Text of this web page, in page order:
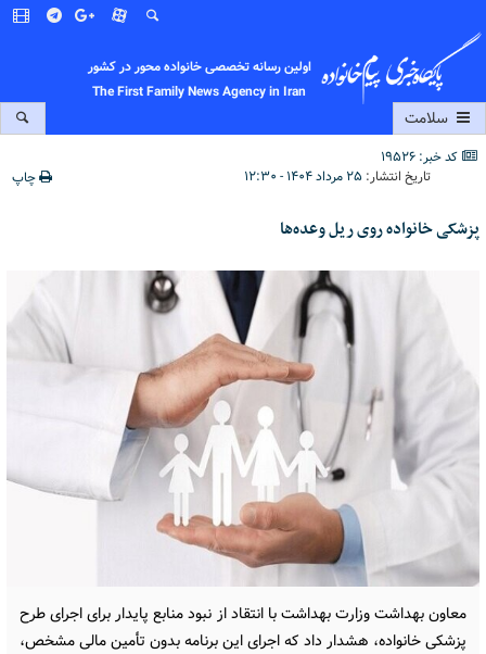
اولین رسانه تخصصی خانواده محور در کشور
The First Family News Agency in Iran
سلامت
کد خبر: 19526
تاریخ انتشار: ۲۵ مرداد ۱۴۰۴ - ۱۲:۳۰ چاپ
پزشکی خانواده روی ریل وعده‌ها
معاون بهداشت وزارت بهداشت با انتقاد از نبود منابع پایدار برای اجرای طرح
پزشکی خانواده، هشدار داد که اجرای این برنامه بدون تأمین مالی مشخص،